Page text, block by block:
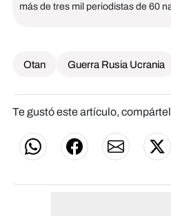
más de tres mil periodistas de 60
Otan Guerra Rusia Ucrania
Te gustó este artículo,